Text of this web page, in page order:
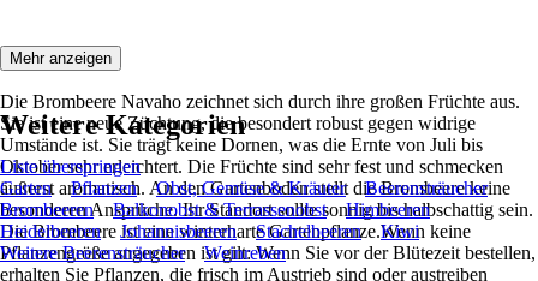
Beschreibung:
Die Brombeere Navaho zeichnet sich durch ihre großen Früchte aus.
Sie ist eine neue Züchtung, die besondert robust gegen widrige
Umstände ist. Sie trägt keine Dornen, was die Ernte von Juli bis
Oktober sehr erleichtert. Die Früchte sind sehr fest und schmecken
äußerst aromatisch. An den Gartenboden stellt die Brombeere keine
besonderen Ansprüche. Ihr Standort sollte sonnig bis halbschattig sein.
Die Brombeere ist eine winterharte Gartenpflanze.Wenn keine
Pflanzengröße angegeben ist gilt: Wenn Sie vor der Blütezeit bestellen,
erhalten Sie Pflanzen, die frisch im Austrieb sind oder austreiben
Mehr anzeigen
Weitere Kategorien
Liste überspringen
Garten
Pflanzen Obst, Gemüse & Kräuter
Beerensträucher
Brombeeren
Balkonobst & Terrassenobst
Himbeeren
Heidelbeeren
Johannisbeeren Stachelbeeren
Kiwi
Weitere Beerensträucher
Weinreben